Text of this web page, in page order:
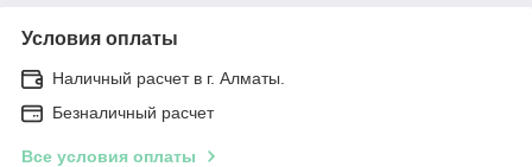
Условия оплаты
Наличный расчет в г. Алматы.
Безналичный расчет
Все условия оплаты